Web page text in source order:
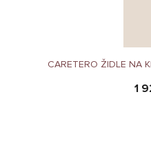
CARETERO ŽIDLE NA
1